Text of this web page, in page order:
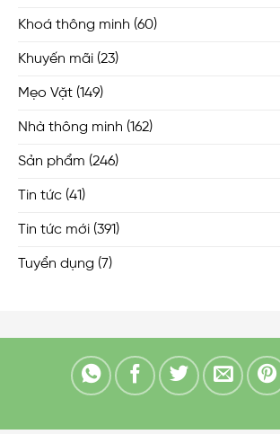
Khoá thông minh (60)
Khuyến mãi (23)
Mẹo Vặt (149)
Nhà thông minh (162)
Sản phẩm (246)
Tin tức (41)
Tin tức mới (391)
Tuyển dụng (7)